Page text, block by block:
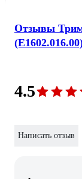
Отзывы
4.5
Написать отзыв